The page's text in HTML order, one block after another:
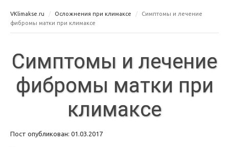
VKlimakse.ru Осложнения при климаксе
Симптомы и лечение
фибромы матки при климаксе
Симптомы и лечение
фибромы матки при
климаксе
Пост опубликован: 01.03.2017